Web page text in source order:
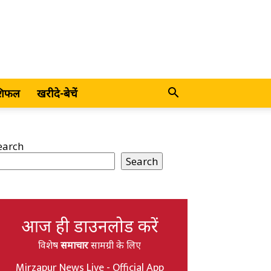
खरीदे-बेचें
Search
आज ही डाउनलोड करें
विशेषसमाचारसामग्री के लिए